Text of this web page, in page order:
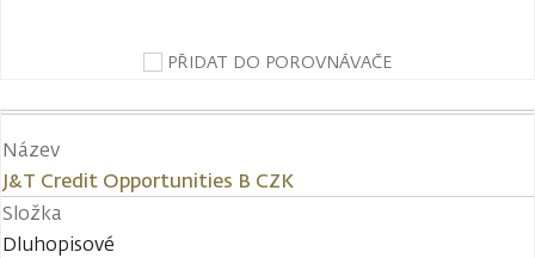
PŘIDAT DO POROVNÁVAČE
Název
J&T Credit Opportunities B CZK
Složka
Dluhopisové